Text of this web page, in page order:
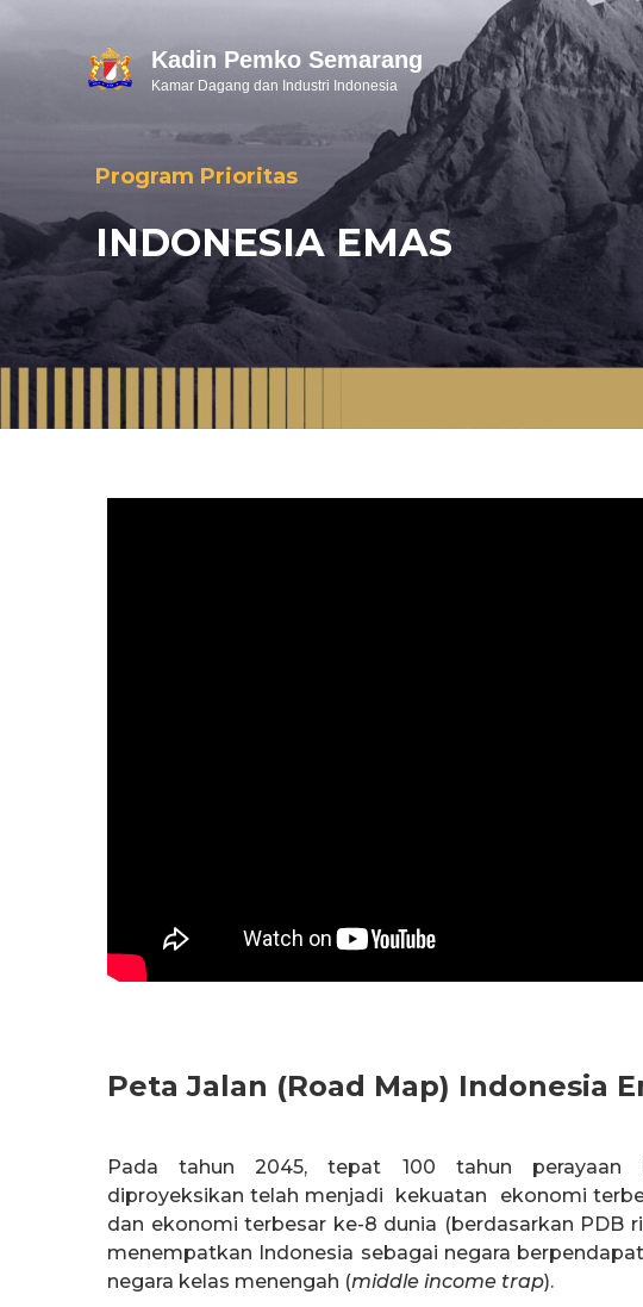
Kadin Pemko Semarang
Kamar Dagang dan Industri Indonesia
Program Prioritas
INDONESIA EMAS
Peta Jalan (Road Map) Indonesia
Pada tahun 2045, tepat 100 tahun perayaan
diproyeksikan telah menjadi kekuatan ekonomi
dan ekonomi terbesar ke-8 dunia (berdasarkan PDB
menempatkan Indonesia sebagai negara
negara kelas menengah (middle income trap).